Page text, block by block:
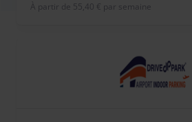
À partir de 55,40 € par semaine